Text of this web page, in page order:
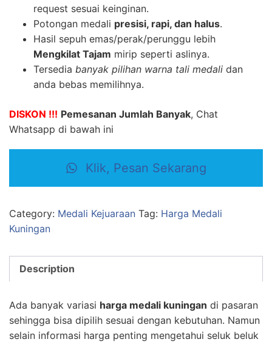
request sesuai keinginan.
Potongan medali presisi, rapi, dan halus.
Hasil sepuh emas/perak/perunggu lebih
Mengkilat Tajam mirip seperti aslinya.
Tersedia banyak pilihan warna tali medali dan
anda bebas memilihnya.
DISKON !!! Pemesanan Jumlah Banyak, Chat
Whatsapp di bawah ini
Klik, Pesan Sekarang
Category: Medali Kejuaraan Tag: Harga Medali
Kuningan
Description
Ada banyak variasi harga medali kuningan di pasaran
sehingga bisa dipilih sesuai dengan kebutuhan. Namun
selain informasi harga penting mengetahui seluk beluk